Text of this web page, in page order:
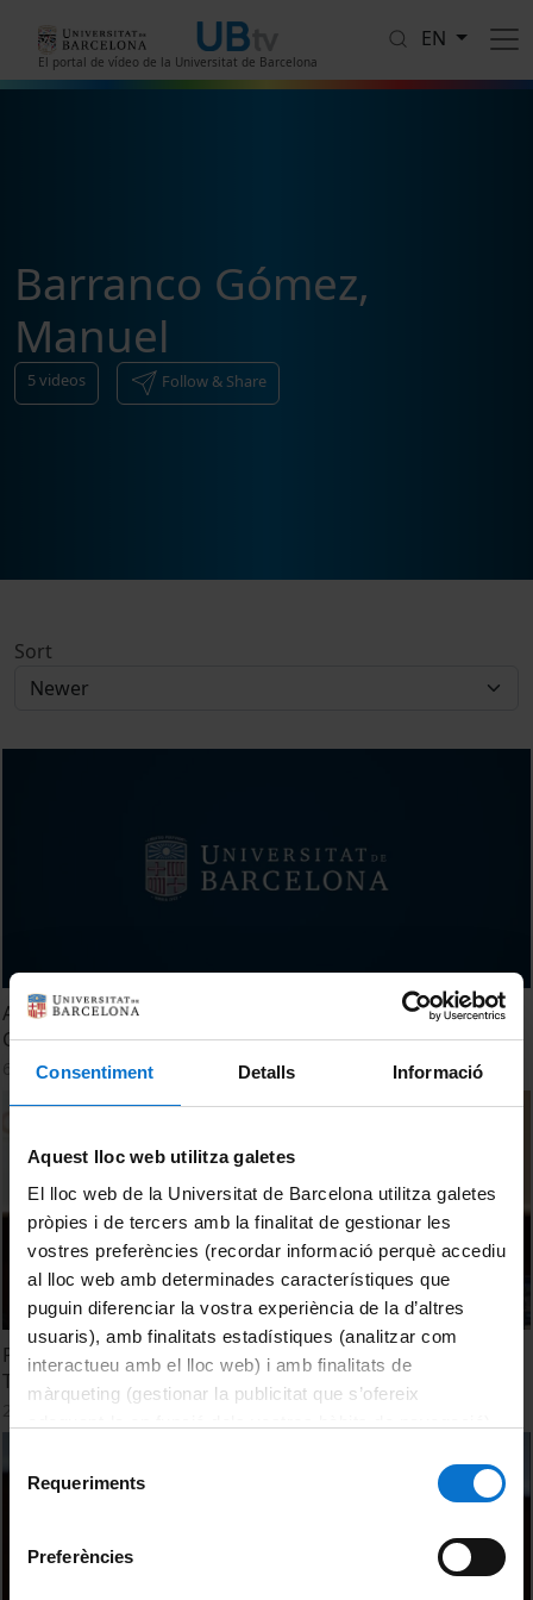
Consentiment Detalls Informació
Aquest lloc web utilitza galetes
El lloc web de la Universitat de Barcelona utilitza galetes
pròpies i de tercers amb la finalitat de gestionar les
vostres preferències (recordar informació perquè accediu
al lloc web amb determinades característiques que
puguin diferenciar la vostra experiència de la d’altres
usuaris), amb finalitats estadístiques (analitzar com
interactueu amb el lloc web) i amb finalitats de
màrqueting (gestionar la publicitat que s’ofereix
consultar laPolítica de galetes del lloc web de la
Requeriments
Preferències
El portal de vídeo de la Universitat de Barcelona
EN
Barranco Gómez,
Manuel
5videos Follow & Share
Sort
Acte de comiat del Departament d'Estructura i
Constituents de la Màteria
6 April, 2016
Presentació i benvinguda a la 'Jornada BKC sobre Ciència i
Tecnologia en l'àmbit alimentari'
20 June, 2013